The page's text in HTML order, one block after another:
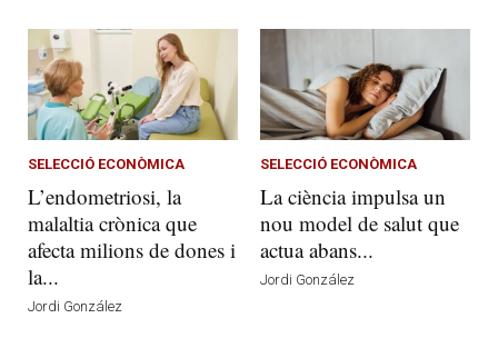
SELECCIÓ ECONÒMICA
L’endometriosi, la
malaltia crònica que
afecta milions de dones i
la...
Jordi González
SELECCIÓ ECONÒMICA
La ciència impulsa un
nou model de salut que
actua abans...
Jordi González